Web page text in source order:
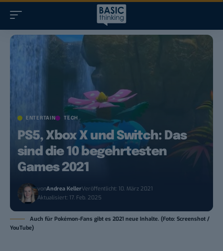
ENTERTAIN TECH
PS5, Xbox X und Switch: Das
sind die 10 begehrtesten
Games 2021
vonAndrea KellerVeröffentlicht: 10. März 2021
Aktualisiert: 17. Feb. 2025
Auch für Pokémon-Fans gibt es 2021 neue Inhalte. (Foto: Screenshot /
YouTube)